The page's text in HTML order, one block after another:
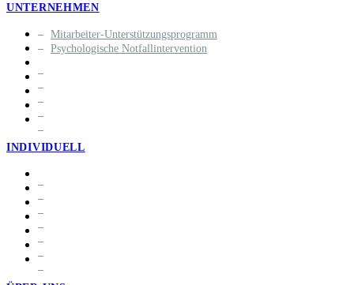
UNTERNEHMEN
Mitarbeiter-Unterstützungsprogramm
Psychologische Notfallintervention
INDIVIDUELL